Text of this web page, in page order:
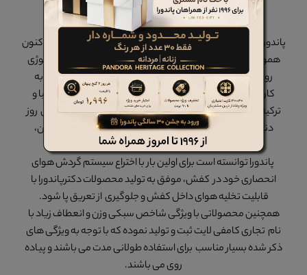
پاندورا
پاندورا در سال 1375 در تهران - ایران تاسیس گردید و از آن زمان تاکنون
همواره یکی از پیشروان ایران در همگامی با مد، کیفیت و تکنولوژی
روز دنیا بوده است. محصولات برند پاندورا در داخل کشور و با به
کارگیری نیروهای بومی زیر نظر کارشناسانی از کشورهای ایتالیا و
ترکیه، با استفاده از بهترین متریال داخلی و خارجی و با تکنولوژی روز
دنیا تولید می گردد که سابقهء صادرات به روسیه، اکراین، آلمان،
آذربایجان و... را نیز دارد.
پاندورا توانسته است برای اولین بار با اختراع سیستم گردش هوای
انحصاری خود در کفش، موفق به تولید محصولات دکترپاندورا با
قابلیت تخلیه هوای داخل کفش و جلوگیری از تعریق پا شود.
همچنین محصولاتی با ویژگی شاخص سبکی وزن و انعطاف زیاد با
نام تجاری کامفی لایت ثبت و تولید نموده که با توجه به ویژگی های
ذکر شده بسیار مناسب برای استفاده طولانی مدت می باشند و پیاده
روی می باشند.